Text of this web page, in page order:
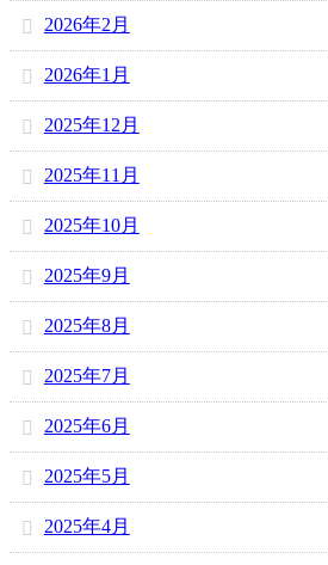
2026年2月
2026年1月
2025年12月
2025年11月
2025年10月
2025年9月
2025年8月
2025年7月
2025年6月
2025年5月
2025年4月